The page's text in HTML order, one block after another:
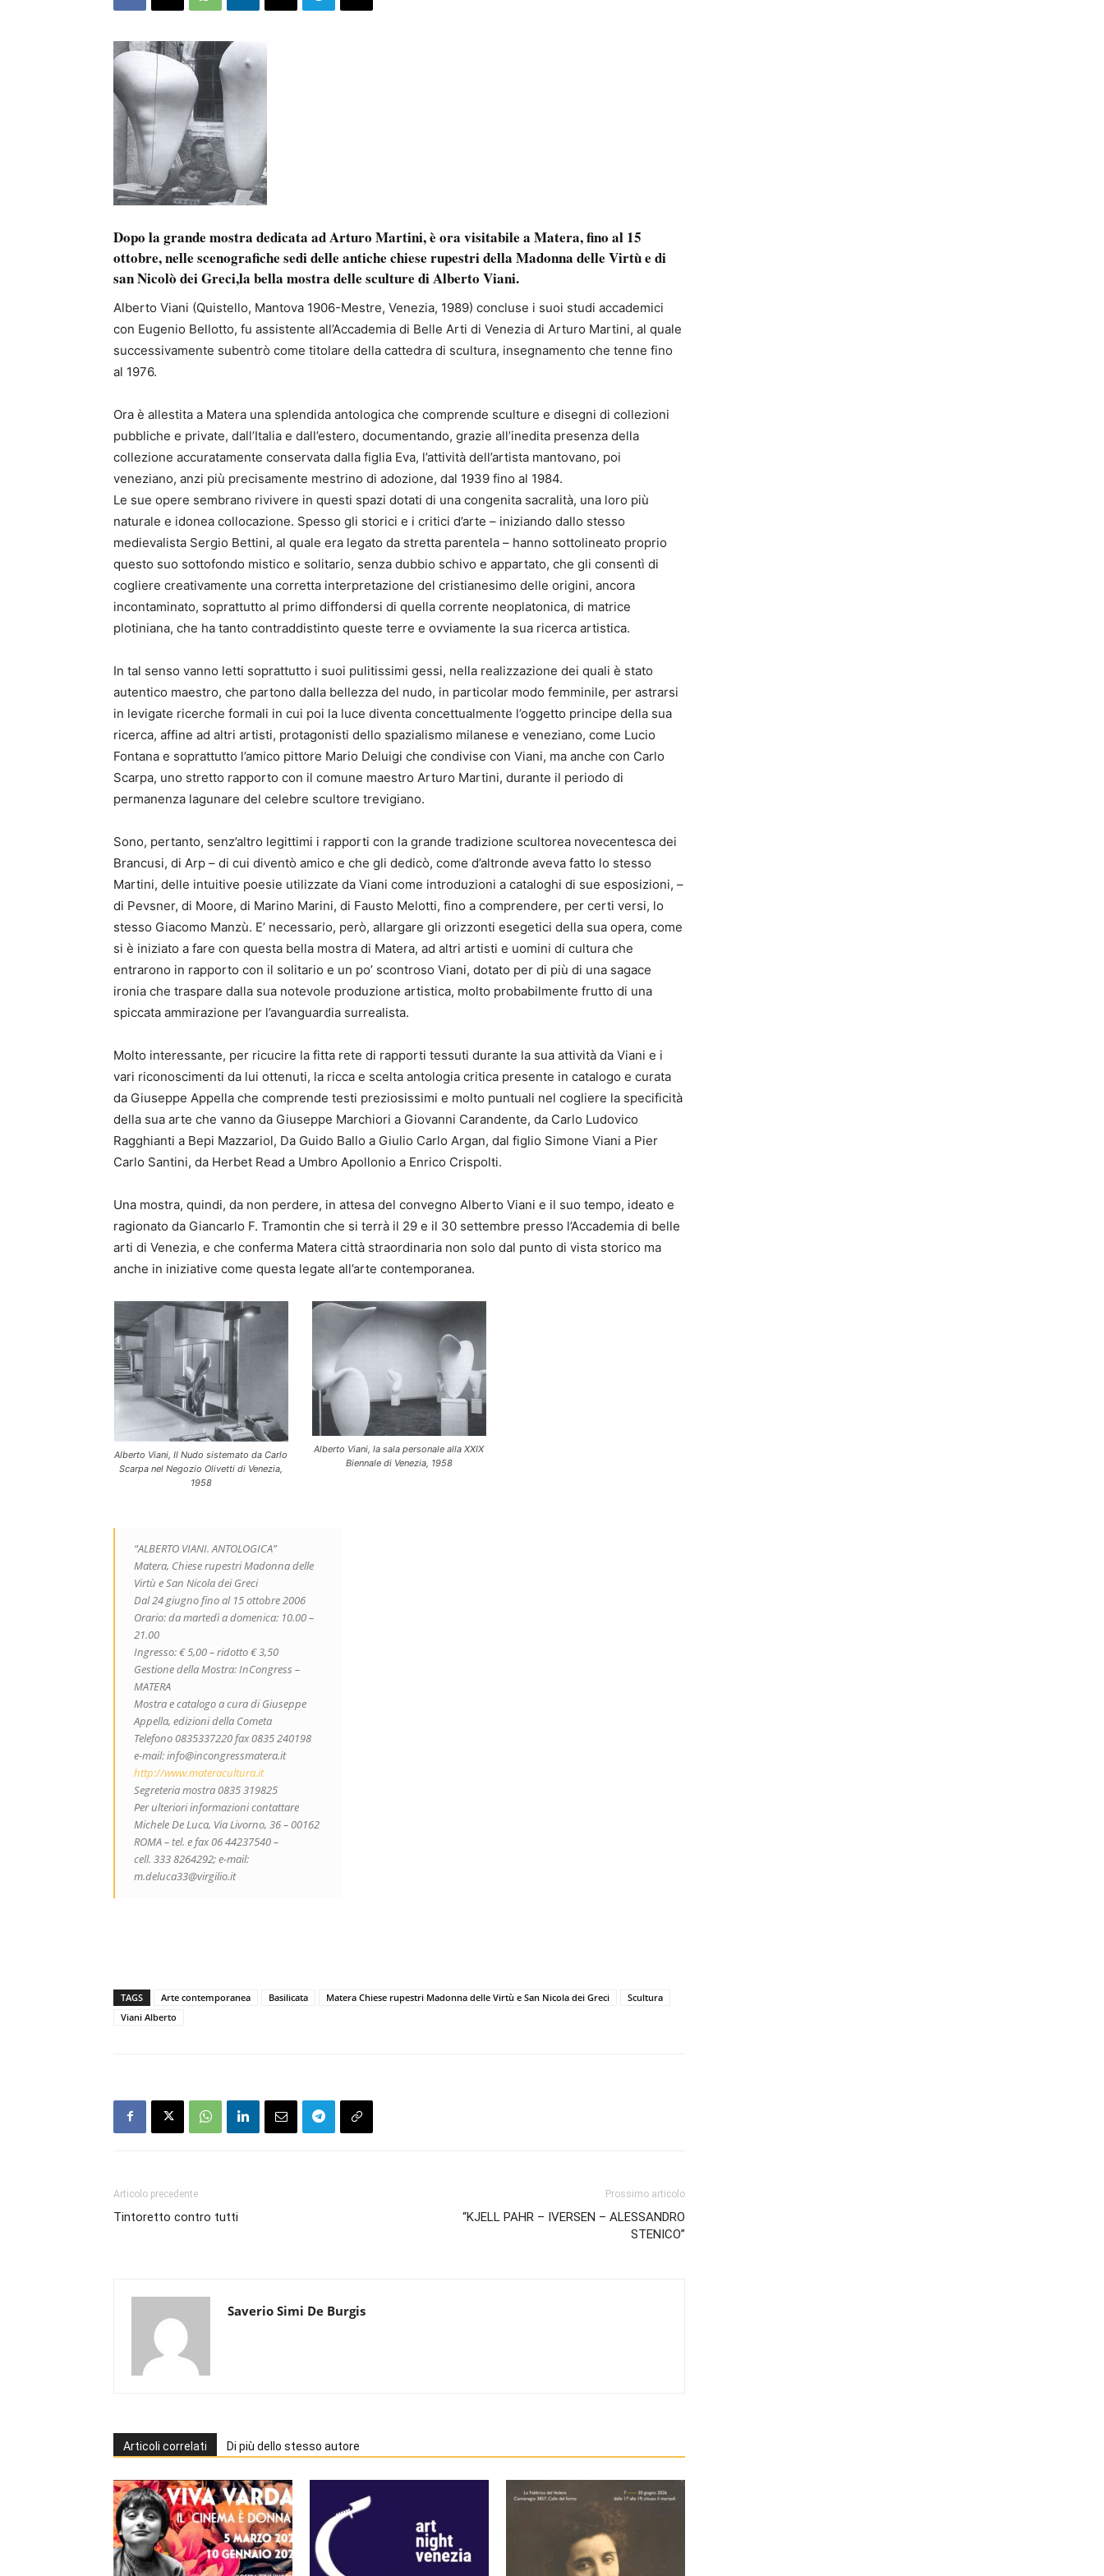
Dopo la grande mostra dedicata ad Arturo Martini, è ora visitabile a Matera, fino al 15
ottobre, nelle scenografiche sedi delle antiche chiese rupestri della Madonna delle Virtù e di
san Nicolò dei Greci,la bella mostra delle sculture di Alberto Viani.
Alberto Viani (Quistello, Mantova 1906-Mestre, Venezia, 1989) concluse i suoi studi accademici
con Eugenio Bellotto, fu assistente all’Accademia di Belle Arti di Venezia di Arturo Martini, al quale
successivamente subentrò come titolare della cattedra di scultura, insegnamento che tenne fino
al 1976.
Ora è allestita a Matera una splendida antologica che comprende sculture e disegni di collezioni
pubbliche e private, dall’Italia e dall’estero, documentando, grazie all’inedita presenza della
collezione accuratamente conservata dalla figlia Eva, l’attività dell’artista mantovano, poi
veneziano, anzi più precisamente mestrino di adozione, dal 1939 fino al 1984.
Le sue opere sembrano rivivere in questi spazi dotati di una congenita sacralità, una loro più
naturale e idonea collocazione. Spesso gli storici e i critici d’arte – iniziando dallo stesso
medievalista Sergio Bettini, al quale era legato da stretta parentela – hanno sottolineato proprio
questo suo sottofondo mistico e solitario, senza dubbio schivo e appartato, che gli consentì di
cogliere creativamente una corretta interpretazione del cristianesimo delle origini, ancora
incontaminato, soprattutto al primo diffondersi di quella corrente neoplatonica, di matrice
plotiniana, che ha tanto contraddistinto queste terre e ovviamente la sua ricerca artistica.
In tal senso vanno letti soprattutto i suoi pulitissimi gessi, nella realizzazione dei quali è stato
autentico maestro, che partono dalla bellezza del nudo, in particolar modo femminile, per astrarsi
in levigate ricerche formali in cui poi la luce diventa concettualmente l’oggetto principe della sua
ricerca, affine ad altri artisti, protagonisti dello spazialismo milanese e veneziano, come Lucio
Fontana e soprattutto l’amico pittore Mario Deluigi che condivise con Viani, ma anche con Carlo
Scarpa, uno stretto rapporto con il comune maestro Arturo Martini, durante il periodo di
permanenza lagunare del celebre scultore trevigiano.
Sono, pertanto, senz’altro legittimi i rapporti con la grande tradizione scultorea novecentesca dei
Brancusi, di Arp – di cui diventò amico e che gli dedicò, come d’altronde aveva fatto lo stesso
Martini, delle intuitive poesie utilizzate da Viani come introduzioni a cataloghi di sue esposizioni, –
di Pevsner, di Moore, di Marino Marini, di Fausto Melotti, fino a comprendere, per certi versi, lo
stesso Giacomo Manzù. E’ necessario, però, allargare gli orizzonti esegetici della sua opera, come
si è iniziato a fare con questa bella mostra di Matera, ad altri artisti e uomini di cultura che
entrarono in rapporto con il solitario e un po’ scontroso Viani, dotato per di più di una sagace
ironia che traspare dalla sua notevole produzione artistica, molto probabilmente frutto di una
spiccata ammirazione per l’avanguardia surrealista.
Molto interessante, per ricucire la fitta rete di rapporti tessuti durante la sua attività da Viani e i
vari riconoscimenti da lui ottenuti, la ricca e scelta antologia critica presente in catalogo e curata
da Giuseppe Appella che comprende testi preziosissimi e molto puntuali nel cogliere la specificità
della sua arte che vanno da Giuseppe Marchiori a Giovanni Carandente, da Carlo Ludovico
Ragghianti a Bepi Mazzariol, Da Guido Ballo a Giulio Carlo Argan, dal figlio Simone Viani a Pier
Carlo Santini, da Herbet Read a Umbro Apollonio a Enrico Crispolti.
Una mostra, quindi, da non perdere, in attesa del convegno Alberto Viani e il suo tempo, ideato e
ragionato da Giancarlo F. Tramontin che si terrà il 29 e il 30 settembre presso l’Accademia di belle
arti di Venezia, e che conferma Matera città straordinaria non solo dal punto di vista storico ma
anche in iniziative come questa legate all’arte contemporanea.
Alberto Viani, Il Nudo sistemato da Carlo
Scarpa nel Negozio Olivetti di Venezia,
1958
Alberto Viani, la sala personale alla XXIX
Biennale di Venezia, 1958
“ALBERTO VIANI. ANTOLOGICA”
Matera, Chiese rupestri Madonna delle
Virtù e San Nicola dei Greci
Dal 24 giugno fino al 15 ottobre 2006
Orario: da martedì a domenica: 10.00 –
21.00
Ingresso: € 5,00 – ridotto € 3,50
Gestione della Mostra: InCongress –
MATERA
Mostra e catalogo a cura di Giuseppe
Appella, edizioni della Cometa
Telefono 0835337220 fax 0835 240198
e-mail: info@incongressmatera.it
http://www.materacultura.it
Segreteria mostra 0835 319825
Per ulteriori informazioni contattare
Michele De Luca, Via Livorno, 36 – 00162
ROMA – tel. e fax 06 44237540 –
cell. 333 8264292; e-mail:
m.deluca33@virgilio.it
TAGS Arte contemporanea Basilicata Matera Chiese rupestri Madonna delle Virtù e San Nicola dei Greci
Scultura
Viani Alberto
Articolo precedente
Tintoretto contro tutti
Prossimo articolo
“KJELL PAHR – IVERSEN – ALESSANDRO
STENICO”
Saverio Simi De Burgis
Articoli correlati Di più dello stesso autore